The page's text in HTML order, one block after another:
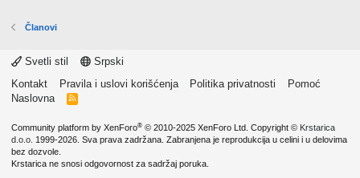
Članovi
Svetli stil
Srpski
Kontakt
Pravila i uslovi korišćenja Politika privatnosti
Pomoć
Naslovna
R
Community platform by XenForo® © 2010-2025 XenForo Ltd. Copyright © Krstarica
d.o.o. 1999-2026. Sva prava zadržana. Zabranjena je reprodukcija u celini i u delovima
bez dozvole.
Krstarica ne snosi odgovornost za sadržaj poruka.